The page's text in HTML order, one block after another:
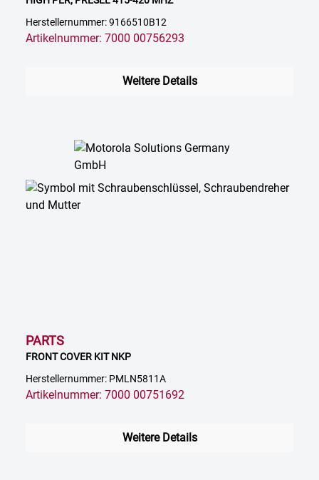
Herstellernummer: 9166510B12
Artikelnummer: 7000 00756293
Weitere Details
PARTS
FRONT COVER KIT NKP
Herstellernummer: PMLN5811A
Artikelnummer: 7000 00751692
Weitere Details